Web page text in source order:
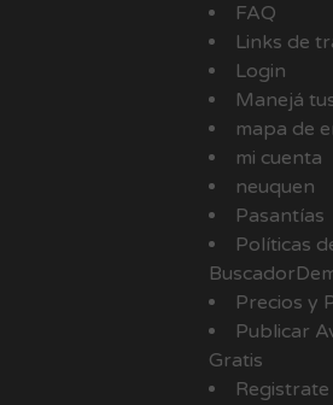
FAQ
Links de
Login
Manejá
mapa de
mi cuenta
neuquen
Pasantías
Políticas
Precios y
Publicar
Gratis
Registrate